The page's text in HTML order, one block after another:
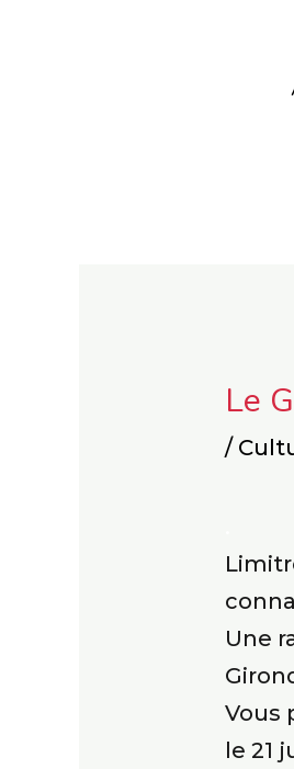
Le
/
Une
Vous
le 21